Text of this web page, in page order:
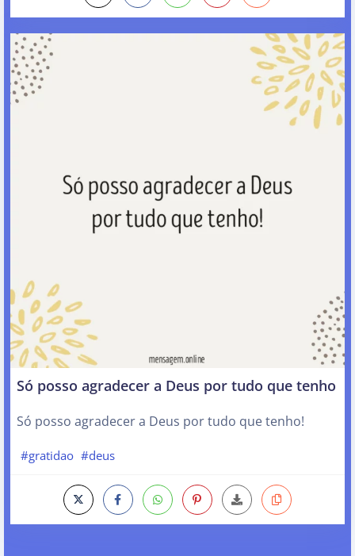
Só posso agradecer a Deus por tudo que tenho
Só posso agradecer a Deus por tudo que tenho!
#gratidao #deus